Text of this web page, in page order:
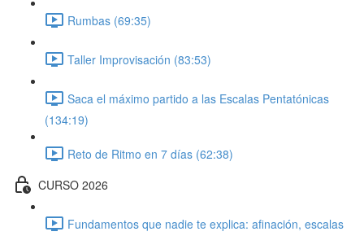
Rumbas (69:35)
Taller Improvisación (83:53)
Saca el máximo partido a las Escalas Pentatónicas
(134:19)
Reto de Ritmo en 7 días (62:38)
CURSO 2026
Fundamentos que nadie te explica: afinación, escalas